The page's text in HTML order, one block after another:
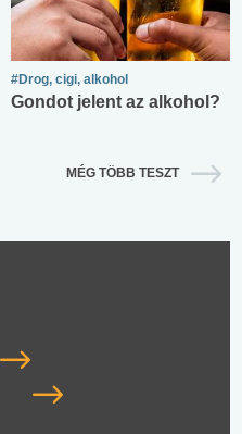
#Drog, cigi, alkohol
Gondot jelent az alkohol?
MÉG TÖBB TESZT